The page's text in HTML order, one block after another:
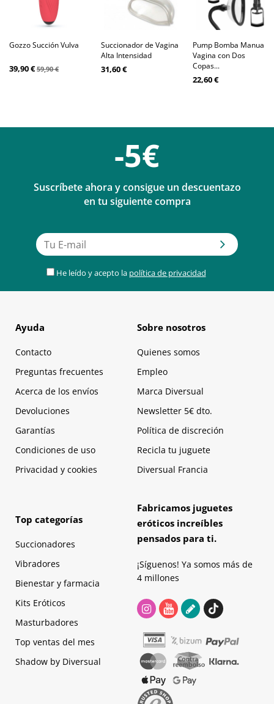
Gozzo Succión Vulva
39,90 €59,90 €
Succionador de Vagina
Alta Intensidad
31,60 €
Pump Bomba Manual
Vagina con Dos
Copas...
22,60 €
-5€
Suscríbete ahora y consigue un descuentazo
en tu siguiente compra
He leído y acepto la política de privacidad
Ayuda
Contacto
Preguntas frecuentes
Acerca de los envíos
Devoluciones
Garantías
Condiciones de uso
Privacidad y cookies
Sobre nosotros
Quienes somos
Empleo
Marca Diversual
Newsletter 5€ dto.
Política de discreción
Recicla tu juguete
Diversual Francia
Top categorías
Succionadores
Vibradores
Bienestar y farmacia
Kits Eróticos
Masturbadores
Top ventas del mes
Shadow by Diversual
Fabricamos juguetes
eróticos increíbles
pensados para ti.
¡Síguenos! Ya somos más de
4 millones